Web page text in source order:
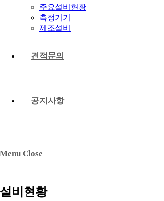
주요설비현황
측정기기
제조설비
견적문의
공지사항
Menu Close
설비현황